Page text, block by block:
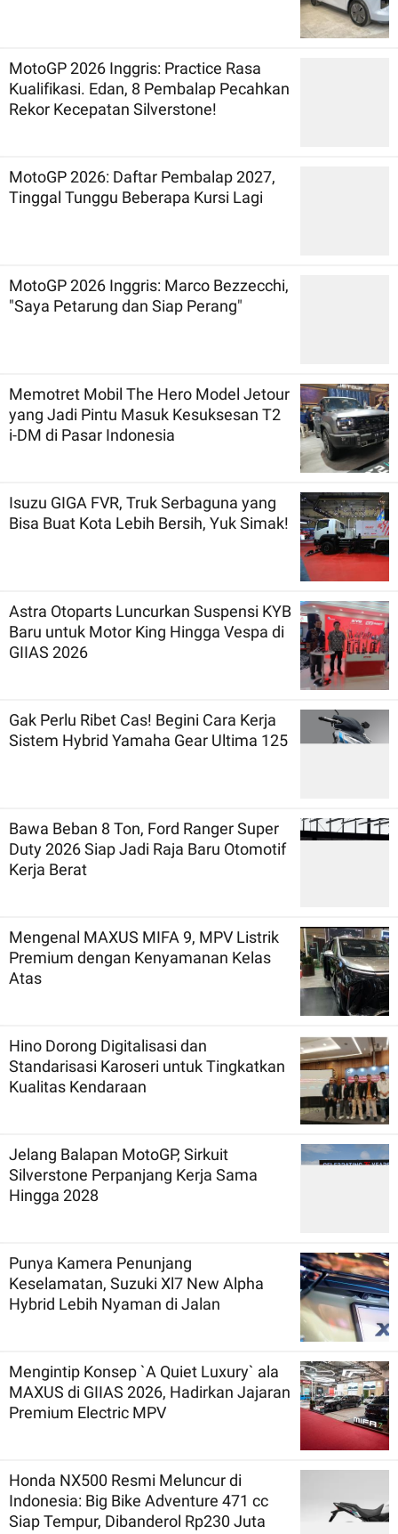
MotoGP 2026 Inggris: Practice Rasa
Kualifikasi. Edan, 8 Pembalap Pecahkan
Rekor Kecepatan Silverstone!
MotoGP 2026: Daftar Pembalap 2027,
Tinggal Tunggu Beberapa Kursi Lagi
MotoGP 2026 Inggris: Marco Bezzecchi,
"Saya Petarung dan Siap Perang"
Memotret Mobil The Hero Model Jetour
yang Jadi Pintu Masuk Kesuksesan T2
i-DM di Pasar Indonesia
Isuzu GIGA FVR, Truk Serbaguna yang
Bisa Buat Kota Lebih Bersih, Yuk Simak!
Astra Otoparts Luncurkan Suspensi KYB
Baru untuk Motor King Hingga Vespa di
GIIAS 2026
Gak Perlu Ribet Cas! Begini Cara Kerja
Sistem Hybrid Yamaha Gear Ultima 125
Bawa Beban 8 Ton, Ford Ranger Super
Duty 2026 Siap Jadi Raja Baru Otomotif
Kerja Berat
Mengenal MAXUS MIFA 9, MPV Listrik
Premium dengan Kenyamanan Kelas
Atas
Hino Dorong Digitalisasi dan
Standarisasi Karoseri untuk Tingkatkan
Kualitas Kendaraan
Jelang Balapan MotoGP, Sirkuit
Silverstone Perpanjang Kerja Sama
Hingga 2028
Punya Kamera Penunjang
Keselamatan, Suzuki Xl7 New Alpha
Hybrid Lebih Nyaman di Jalan
Mengintip Konsep `A Quiet Luxury` ala
MAXUS di GIIAS 2026, Hadirkan Jajaran
Premium Electric MPV
Honda NX500 Resmi Meluncur di
Indonesia: Big Bike Adventure 471 cc
Siap Tempur, Dibanderol Rp230 Juta